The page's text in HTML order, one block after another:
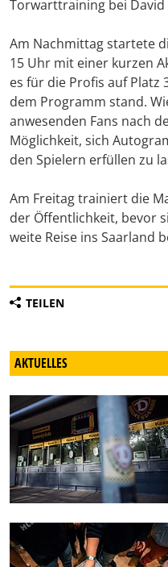
Torwarttraining bei David
Am Nachmittag startete
15 Uhr mit einer kurzen
es für die Profis auf
dem Programm stand.
anwesenden Fans nach
Möglichkeit, sich
den Spielern erfüllen zu
Am Freitag trainiert die
der Öffentlichkeit, bevor
weite Reise ins Saarland
TEILEN
AKTUELLES